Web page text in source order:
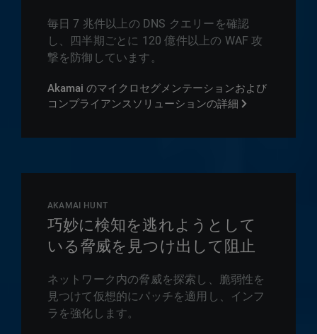
毎日 7 兆件以上の DNS クエリーを確認
し、四半期ごとに 120 億件以上の WAF 攻
撃を防御しています。
Akamai のマイクロセグメンテーションおよび
コンプライアンスソリューションの詳細
AKAMAI HUNT
巧妙に検知を逃れようとして
いる脅威を見つけ出して阻止
ネットワーク内の脅威を探索し、脆弱性を
見つけて仮想的にパッチを適用し、インフ
ラを強化します。